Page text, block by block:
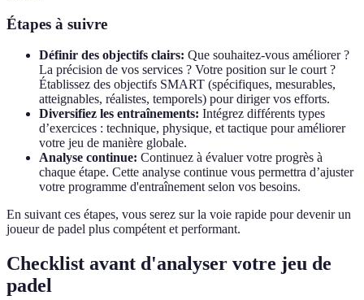
Étapes à suivre
Définir des objectifs clairs: Que souhaitez-vous améliorer ?
La précision de vos services ? Votre position sur le court ?
Établissez des objectifs SMART (spécifiques, mesurables,
atteignables, réalistes, temporels) pour diriger vos efforts.
Diversifiez les entraînements: Intégrez différents types
d’exercices : technique, physique, et tactique pour améliorer
votre jeu de manière globale.
Analyse continue: Continuez à évaluer votre progrès à
chaque étape. Cette analyse continue vous permettra d’ajuster
votre programme d'entraînement selon vos besoins.
En suivant ces étapes, vous serez sur la voie rapide pour devenir un
joueur de padel plus compétent et performant.
Checklist avant d'analyser votre jeu de
padel